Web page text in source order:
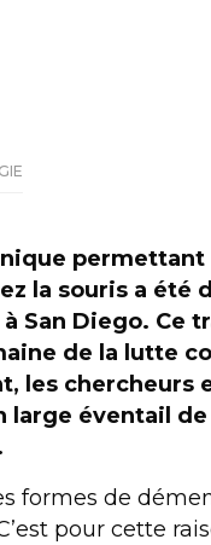
la souris a été
San Diego. Ce
de la lutte
les chercheurs
large éventail
formes de
pour cette